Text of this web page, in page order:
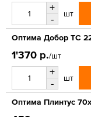
+
-
шт
Оптима Добор ТС
1'370 р./шт
+
-
шт
Оптима Плинтус